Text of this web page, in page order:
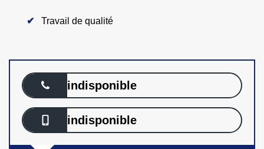
Travail de qualité
indisponible
indisponible